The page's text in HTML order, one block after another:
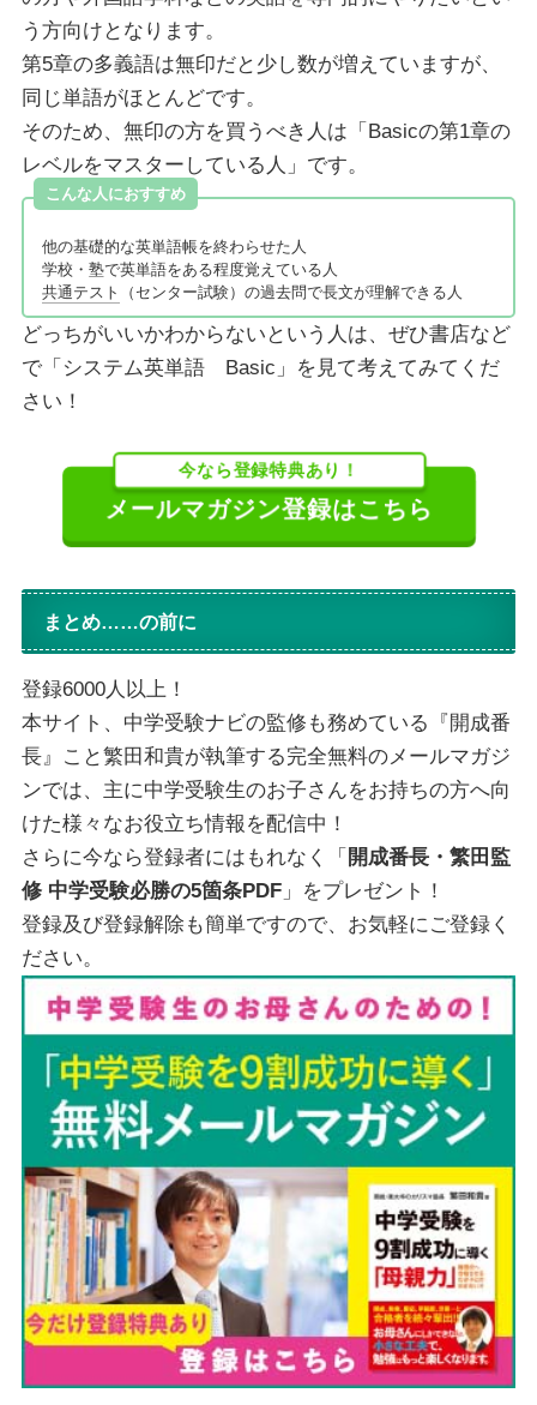
う方向けとなります。
第5章の多義語は無印だと少し数が増えていますが、
同じ単語がほとんどです。
そのため、無印の方を買うべき人は「Basicの第1章の
レベルをマスターしている人」です。
こんな人におすすめ
他の基礎的な英単語帳を終わらせた人
学校・塾で英単語をある程度覚えている人
共通テスト
（センター試験）の過去問で長文が理解できる人
どっちがいいかわからないという人は、ぜひ書店など
で「システム英単語 Basic」を見て考えてみてくだ
さい！
今なら登録特典あり！
メールマガジン登録はこちら
まとめ……の前に
登録6000人以上！
本サイト、中学受験ナビの監修も務めている『開成番
長』こと繁田和貴が執筆する完全無料のメールマガジ
ンでは、主に中学受験生のお子さんをお持ちの方へ向
けた様々なお役立ち情報を配信中！
さらに今なら登録者にはもれなく「 開成番長・繁田監
修 中学受験必勝の5箇条PDF」をプレゼント！
登録及び登録解除も簡単ですので、お気軽にご登録く
ださい。